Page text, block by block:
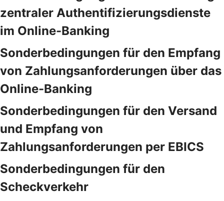
zentraler Authentifizierungsdienste
im Online-Banking
Sonderbedingungen für den Empfang
von Zahlungsanforderungen über das
Online-Banking
Sonderbedingungen für den Versand
und Empfang von
Zahlungsanforderungen per EBICS
Sonderbedingungen für den
Scheckverkehr